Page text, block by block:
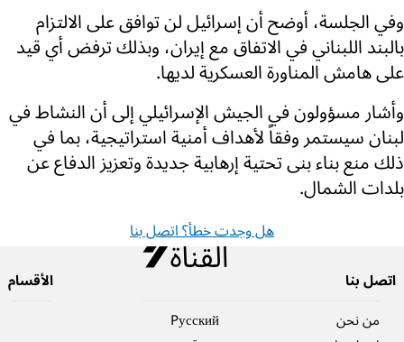
وفي الجلسة، أوضح أن إسرائيل لن توافق على الالتزام
بالبند اللبناني في الاتفاق مع إيران، وبذلك ترفض أي قيد
على هامش المناورة العسكرية لديها.
وأشار مسؤولون في الجيش الإسرائيلي إلى أن النشاط في
لبنان سيستمر وفقاً لأهداف أمنية استراتيجية، بما في
ذلك منع بناء بنى تحتية إرهابية جديدة وتعزيز الدفاع عن
بلدات الشمال.
هل وجدت خطأ؟ اتصل بنا
اتصل بنا
من نحن
Pусский
الأقسام